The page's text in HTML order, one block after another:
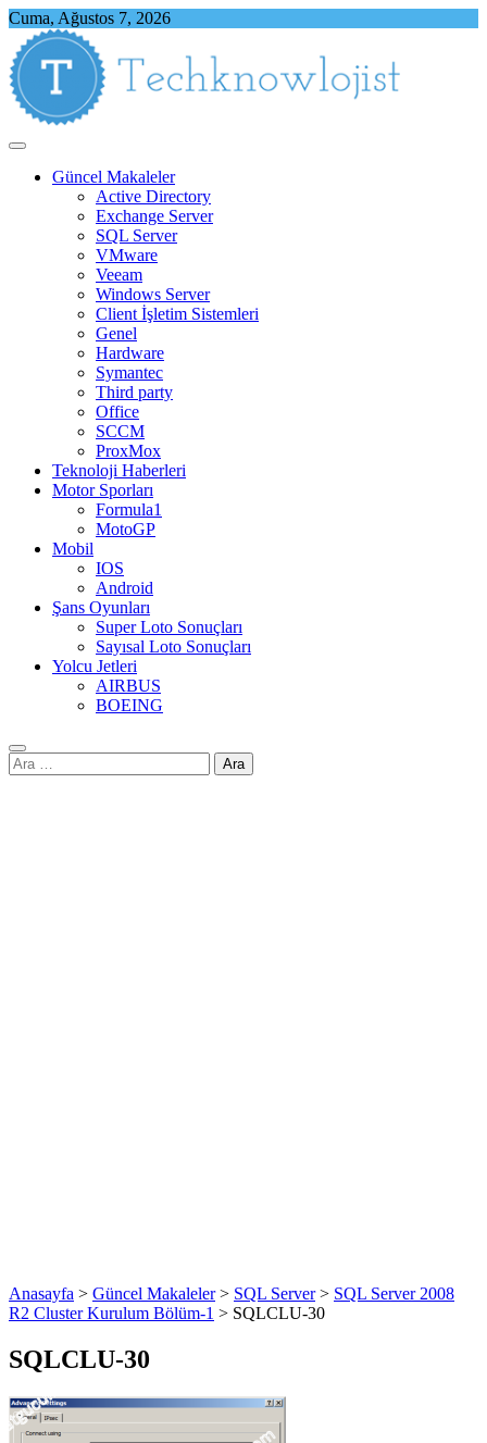
Skip
content
Cuma, Ağustos 7, 2026
Güncel Makaleler
Active Directory
Exchange Server
SQL Server
VMware
Veeam
Windows Server
Client İşletim Sistemleri
Genel
Hardware
Symantec
Third party
Office
SCCM
ProxMox
Teknoloji Haberleri
Motor Sporları
Formula1
MotoGP
Mobil
IOS
Android
Şans Oyunları
Super Loto Sonuçları
Sayısal Loto Sonuçları
Yolcu Jetleri
AIRBUS
BOEING
Arama:
Anasayfa > Güncel Makaleler> SQL Server> SQL Server 2008
R2 Cluster Kurulum Bölüm-1 > SQLCLU-30
SQLCLU-30